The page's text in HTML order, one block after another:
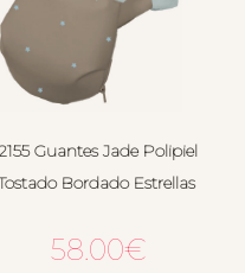
Guantes Jade Polipiel
Bordado Estrellas
58.00€